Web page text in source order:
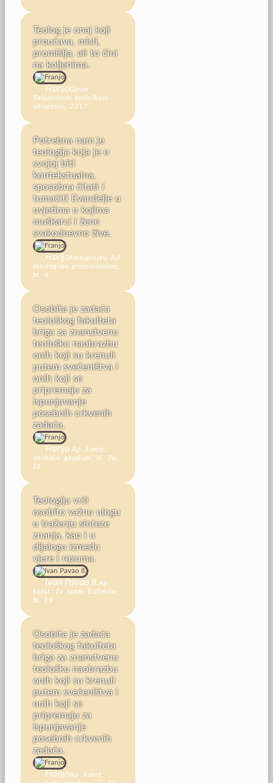
Teolog je onaj koji
proučava, misli,
promišlja, ali to čini
na koljenima.
FranjoGovor
Talijanskom teološkom
udruženju, 2017.
Potrebna nam je
teologija koja je u
svojoj bîti
kontekstualna,
sposobna čitati i
tumačiti Evanđelje u
uvjetima u kojima
muškarci i žene
svakodnevno žive.
FranjoMotuproprij Ad
theologiam promovendam,
br. 4
Osobita je zadaća
teološkog fakulteta
briga za znanstvenu
teološku naobrazbu
onih koji su krenuli
putem svećeništva i
onih koji se
pripremaju za
ispunjavanje
posebnih crkvenih
zadaća.
Franjo Ap. konst.
Veritatis gaudium, čl. 76,
§1
Teologija vrši
osobito važnu ulogu
u traženju sinteze
znanja, kao i u
dijalogu između
vjere i razuma.
Ivan Pavao II.Ap.
konst. Ex corde Ecclesiae,
br. 19
Osobita je zadaća
teološkog fakulteta
briga za znanstvenu
teološku naobrazbu
onih koji su krenuli
putem svećeništva i
onih koji se
pripremaju za
ispunjavanje
posebnih crkvenih
zadaća.
FranjoAp. konst.